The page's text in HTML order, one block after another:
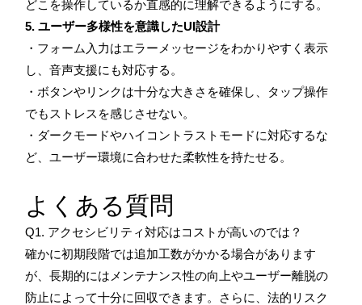
どこを操作しているか直感的に理解できるようにする。
5. ユーザー多様性を意識したUI設計
・フォーム入力はエラーメッセージをわかりやすく表示
し、音声支援にも対応する。
・ボタンやリンクは十分な大きさを確保し、タップ操作
でもストレスを感じさせない。
・ダークモードやハイコントラストモードに対応するな
ど、ユーザー環境に合わせた柔軟性を持たせる。
よくある質問
Q1. アクセシビリティ対応はコストが高いのでは？
確かに初期段階では追加工数がかかる場合があります
が、長期的にはメンテナンス性の向上やユーザー離脱の
防止によって十分に回収できます。さらに、法的リスク